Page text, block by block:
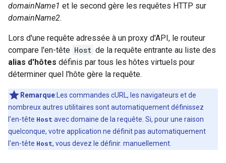
domainName1 et le second gère les requêtes HTTP sur
domainName2.
Lors d'une requête adressée à un proxy d'API, le routeur
compare l'en-tête Host de la requête entrante au liste des
alias d'hôtes définis par tous les hôtes virtuels pour
déterminer quel l'hôte gère la requête.
Remarque:Les commandes cURL, les navigateurs et de
nombreux autres utilitaires sont automatiquement définissez
l'en-tête Host avec domaine de la requête. Si, pour une raison
quelconque, votre application ne définit pas automatiquement
l'en-tête Host, vous devez le définir. manuellement.